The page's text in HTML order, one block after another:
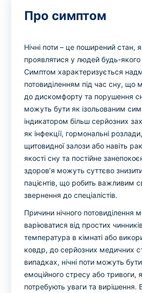
Про симптом
Нічні поти – це поширений стан,
проявлятися у людей будь-якого
Симптом характеризується
потовиділенням під час сну, що
до дискомфорту та порушення
можуть бути як ізольованим
індикатором більш серйозних
як інфекції, гормональні
щитовидної залози або навіть
якості сну та постійне
здоров’я можуть суттєво
пацієнтів, що робить важливим
звернення до спеціалістів.
Причини нічного потовиділення
варіюватися від простих
температура в кімнаті або
ковдр, до серйозних медичних
випадках, нічні поти можуть
емоційного стресу або тривоги,
потребують уваги та вирішення.